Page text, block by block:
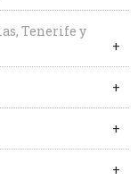
Tenerife y